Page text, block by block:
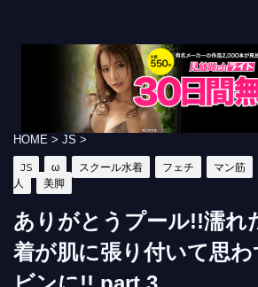
HOME > JS >
JS ω スクール水着 フェチ マン筋
人
美脚
ありがとうプール!!濡れ
着が肌に張り付いて思